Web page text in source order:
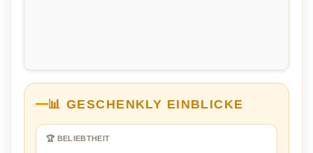
📊 GESCHENKLY EINBLICKE
🏆 BELIEBTHEIT